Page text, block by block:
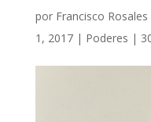
por Francisco
1, 2017| Poderes |